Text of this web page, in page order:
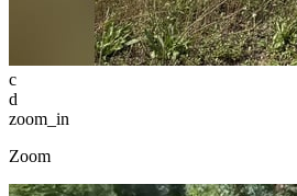
c
d
zoom_in
Zoom